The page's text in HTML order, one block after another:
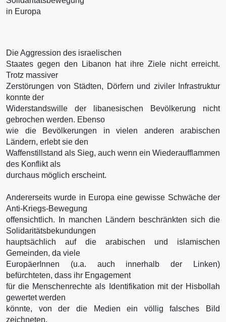
in Europa
Die Aggression des israelischen
Staates gegen den Libanon hat ihre Ziele nicht erreicht.
Trotz massiver
Zerstörungen von Städten, Dörfern und ziviler Infrastruktur
konnte der
Widerstandswille der libanesischen Bevölkerung nicht
gebrochen werden. Ebenso
wie die Bevölkerungen in vielen anderen arabischen
Ländern, erlebt sie den
Waffenstillstand als Sieg, auch wenn ein Wiederaufflammen
des Konflikt als
durchaus möglich erscheint.
Andererseits wurde in Europa eine gewisse Schwäche der
Anti-Kriegs-Bewegung
offensichtlich. In manchen Ländern beschränkten sich die
Solidaritätsbekundungen
hauptsächlich auf die arabischen und islamischen
Gemeinden, da viele
EuropäerInnen (u.a. auch innerhalb der Linken)
befürchteten, dass ihr Engagement
für die Menschenrechte als Identifikation mit der Hisbollah
gewertet werden
könnte, von der die Medien ein völlig falsches Bild
zeichneten.